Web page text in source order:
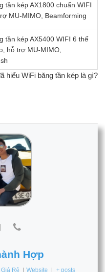
tần kép AX1800 chuẩn WIFI
MU-MIMO, Beamforming
tần kép AX5400 WIFI 6 thế
hỗ trợ MU-MIMO,
hiểu WiFi băng tần kép là gì?
Hợp
Rẻ | Website | + posts